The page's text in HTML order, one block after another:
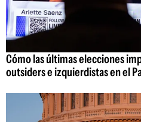
Cómo las últimas elecciones
outsiders e izquierdistas en el